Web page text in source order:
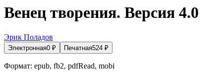
Венец творения. Версия 4.0
Эрик Поладов
Электронная0 ₽ Печатная524 ₽
Формат: epub, fb2, pdfRead, mobi